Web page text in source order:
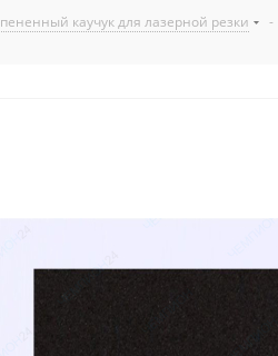
каучук для лазерной резки -